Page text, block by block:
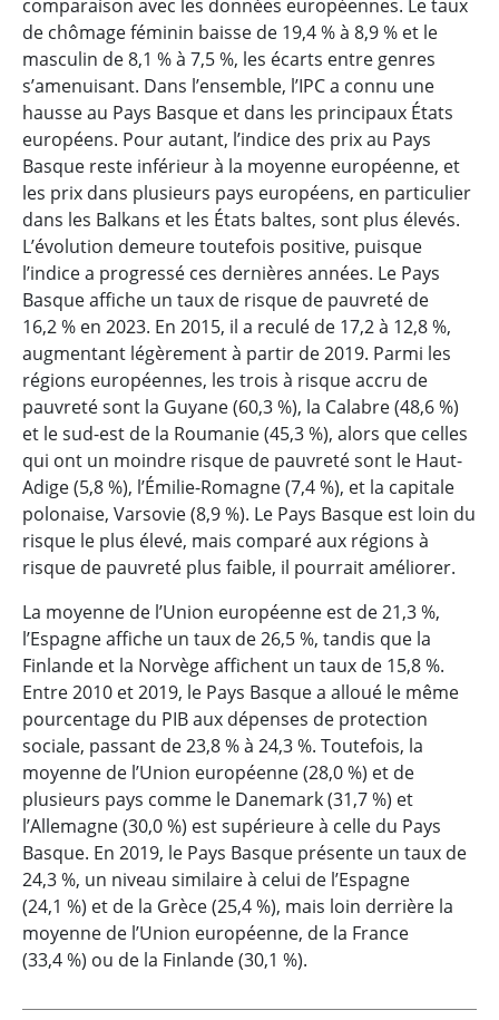
comparaison avec les données européennes. Le taux
de chômage féminin baisse de 19,4 % à 8,9 % et le
masculin de 8,1 % à 7,5 %, les écarts entre genres
s’amenuisant. Dans l’ensemble, l’IPC a connu une
hausse au Pays Basque et dans les principaux États
européens. Pour autant, l’indice des prix au Pays
Basque reste inférieur à la moyenne européenne, et
les prix dans plusieurs pays européens, en particulier
dans les Balkans et les États baltes, sont plus élevés.
L’évolution demeure toutefois positive, puisque
l’indice a progressé ces dernières années. Le Pays
Basque affiche un taux de risque de pauvreté de
16,2 % en 2023. En 2015, il a reculé de 17,2 à 12,8 %,
augmentant légèrement à partir de 2019. Parmi les
régions européennes, les trois à risque accru de
pauvreté sont la Guyane (60,3 %), la Calabre (48,6 %)
et le sud-est de la Roumanie (45,3 %), alors que celles
qui ont un moindre risque de pauvreté sont le Haut-
Adige (5,8 %), l’Émilie-Romagne (7,4 %), et la capitale
polonaise, Varsovie (8,9 %). Le Pays Basque est loin du
risque le plus élevé, mais comparé aux régions à
risque de pauvreté plus faible, il pourrait améliorer.
La moyenne de l’Union européenne est de 21,3 %,
l’Espagne affiche un taux de 26,5 %, tandis que la
Finlande et la Norvège affichent un taux de 15,8 %.
Entre 2010 et 2019, le Pays Basque a alloué le même
pourcentage du PIB aux dépenses de protection
sociale, passant de 23,8 % à 24,3 %. Toutefois, la
moyenne de l’Union européenne (28,0 %) et de
plusieurs pays comme le Danemark (31,7 %) et
l’Allemagne (30,0 %) est supérieure à celle du Pays
Basque. En 2019, le Pays Basque présente un taux de
24,3 %, un niveau similaire à celui de l’Espagne
(24,1 %) et de la Grèce (25,4 %), mais loin derrière la
moyenne de l’Union européenne, de la France
(33,4 %) ou de la Finlande (30,1 %).